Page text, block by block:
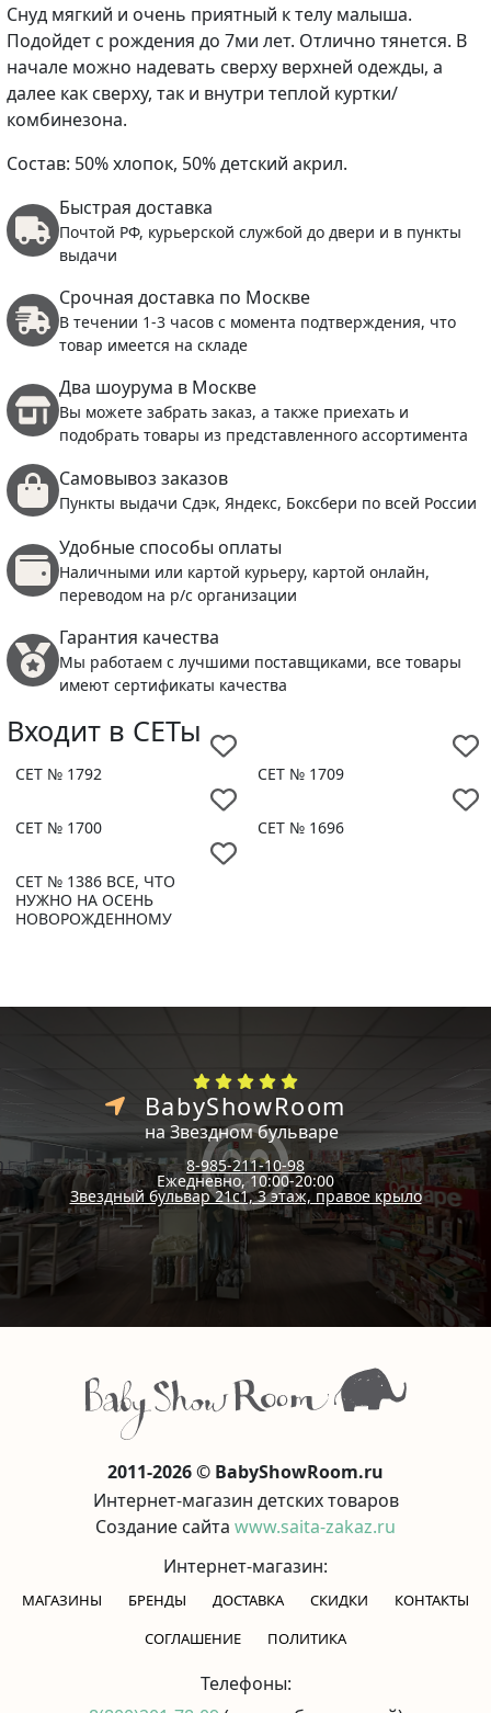
Снуд мягкий и очень приятный к телу малыша.
Подойдет с рождения до 7ми лет. Отлично тянется. В
начале можно надевать сверху верхней одежды, а
далее как сверху, так и внутри теплой куртки/
комбинезона.
Состав: 50% хлопок, 50% детский акрил.
Быстрая доставка
Почтой РФ, курьерской службой до двери и в пункты
выдачи
Срочная доставка по Москве
В течении 1-3 часов с момента подтверждения, что
товар имеется на складе
Два шоурума в Москве
Вы можете забрать заказ, а также приехать и
подобрать товары из представленного ассортимента
Самовывоз заказов
Пункты выдачи Сдэк, Яндекс, Боксбери по всей России
Удобные способы оплаты
Наличными или картой курьеру, картой онлайн,
переводом на р/с организации
Гарантия качества
Мы работаем с лучшими поставщиками, все товары
имеют сертификаты качества
Входит в СЕТы
СЕТ № 1792 СЕТ № 1709
СЕТ № 1700 СЕТ № 1696
СЕТ № 1386 ВСЕ, ЧТО
НУЖНО НА ОСЕНЬ
НОВОРОЖДЕННОМУ
BabyShowRoom
на Звездном бульваре
8-985-211-10-98
Ежедневно, 10:00-20:00
Звездный бульвар 21с1, 3 этаж, правое крыло
2011-2026 © BabyShowRoom.ru
Интернет-магазин детских товаров
Создание сайта www.saita-zakaz.ru
Интернет-магазин:
МАГАЗИНЫ БРЕНДЫ ДОСТАВКА СКИДКИ
КОНТАКТЫ
CОГЛАШЕНИЕ
ПОЛИТИКА
Телефоны: